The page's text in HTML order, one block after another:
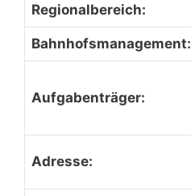
Regionalbereich:
Bahnhofsmanagement:
Aufgabenträger:
Adresse: